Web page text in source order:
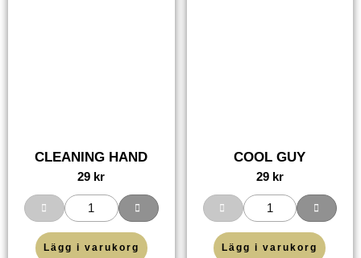
CLEANING HAND
29 kr
Lägg i varukorg
COOL GUY
29 kr
Lägg i varukorg